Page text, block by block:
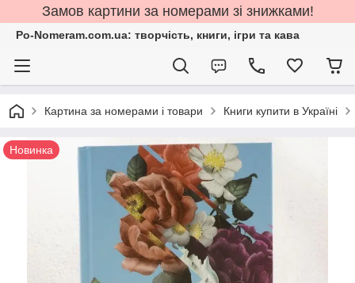
Замов картини за номерами зі знижками!
Po-Nomeram.com.ua: творчість, книги, ігри та кава
Картина за номерами і товари Книги купити в Україні
Новинка